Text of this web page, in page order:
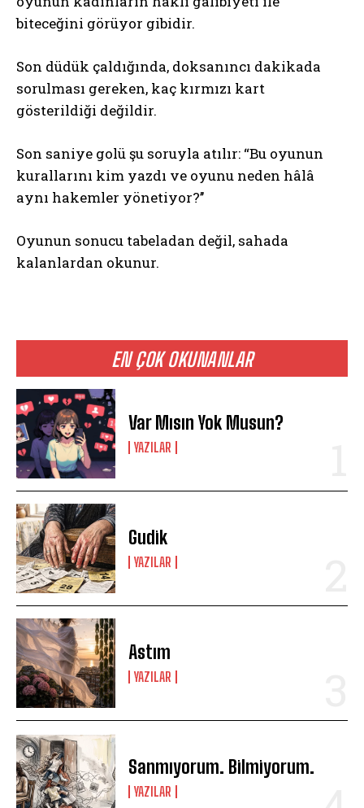
EN ÇOK OKUNANLAR
Var Mısın Yok Musun?
YAZILAR
Gudik
YAZILAR
Astım
YAZILAR
Sanmıyorum. Bilmiyorum.
YAZILAR
biteceğini görüyor gibidir.
Son düdük çaldığında, doksanıncı dakikada
sorulması gereken, kaç kırmızı kart
gösterildiği değildir.
Son saniye golü şu soruyla atılır: “Bu oyunun
kurallarını kim yazdı ve oyunu neden hâlâ
aynı hakemler yönetiyor?’’
Oyunun sonucu tabeladan değil, sahada
kalanlardan okunur.